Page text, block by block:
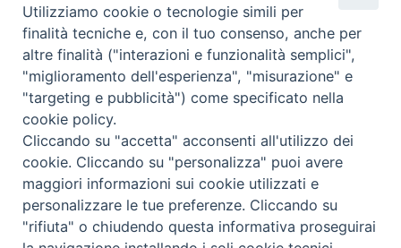
Scrivici
Copyright © 2019 - Tutti i diritti riservati - Vita
Trentina Editrice
Privacy Policy
Torna
Utilizziamo cookie o tecnologie simili per
finalità tecniche e, con il tuo consenso, anche per
altre finalità ("interazioni e funzionalità semplici",
"miglioramento dell'esperienza", "misurazione" e
"targeting e pubblicità") come specificato nella
cookie policy.
Cliccando su "accetta" acconsenti all'utilizzo dei
cookie. Cliccando su "personalizza" puoi avere
maggiori informazioni sui cookie utilizzati e
personalizzare le tue preferenze. Cliccando su
"rifiuta" o chiudendo questa informativa proseguirai